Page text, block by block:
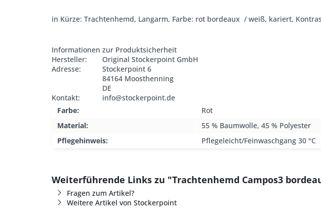
in Kürze: Trachtenhemd, Langarm, Farbe: rot bordeaux / weiß, kariert,
Informationen zur Produktsicherheit
Hersteller:
Original Stockerpoint GmbH
Adresse:
Stockerpoint 6
84164 Moosthenning
DE
Kontakt:
info@stockerpoint.de
Farbe:
Rot
Material:
55 % Baumwolle, 45 % Polyester
Pflegehinweis:
Pflegeleicht/Feinwaschgang 30 °C
Weiterführende Links zu "Trachtenhemd Campos3
Fragen zum Artikel?
Weitere Artikel von Stockerpoint